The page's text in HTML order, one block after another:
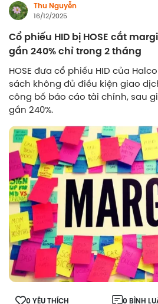
Thu Nguyễn
16/12/2025
Cổ phiếu HID bị HOSE cắt
gần 240% chỉ trong 2 tháng
HOSE đưa cổ phiếu HID của
sách không đủ điều kiện giao
công bố báo cáo tài chính, sau
gần 240%.
0 YÊU THÍCH 0 BÌNH